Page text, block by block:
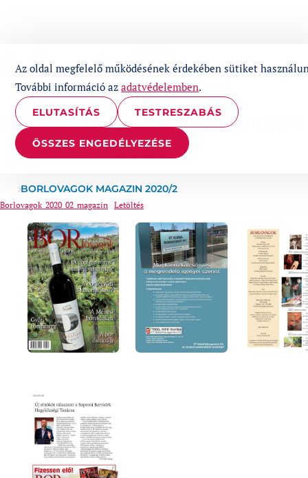
Az oldal megfelelő működésének érdekében sütiket
További információ azadatvédelemben.
ELUTASÍTÁS TESTRESZABÁS
ÖSSZES ENGEDÉLYEZÉSE
1%
BORLOVAGOK MAGAZIN
2020/2
BORLOVAGOK MAGAZIN 2020/2
Borlovagok_2020_02_magazin Letöltés